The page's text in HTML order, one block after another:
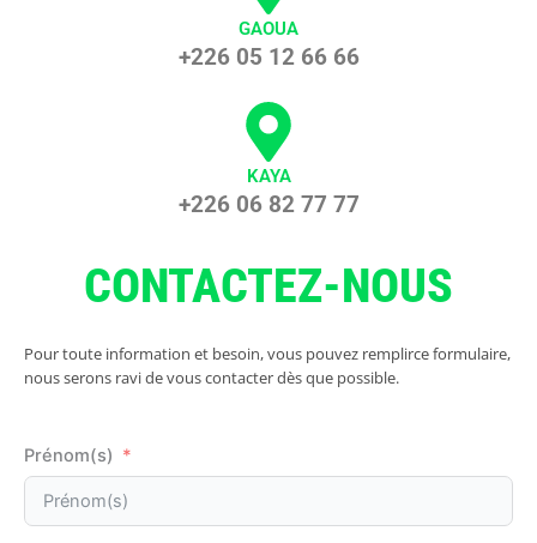
GAOUA
+226 05 12 66 66
KAYA
+226 06 82 77 77
CONTACTEZ-NOUS
Pour toute information et besoin, vous pouvez remplirce formulaire,
nous serons ravi de vous contacter dès que possible.
Prénom(s)